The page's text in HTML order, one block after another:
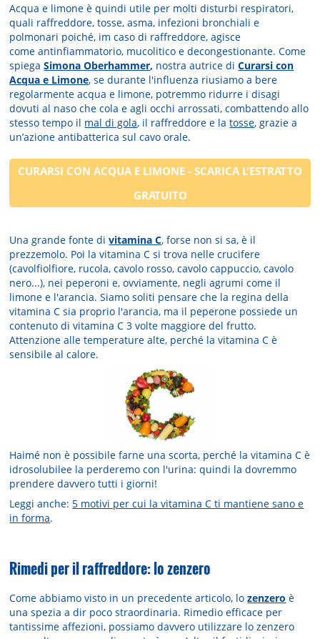
Acqua e limone è quindi utile per molti disturbi respiratori,
quali raffreddore, tosse, asma, infezioni bronchiali e
polmonari poiché, im caso di raffreddore, agisce
come antinfiammatorio, mucolitico e decongestionante. Come
spiegaSimona Oberhammer, nostra autrice diCurarsi con
Acqua e Limone, se durante l'influenza riusiamo a bere
regolarmente acqua e limone, potremmo ridurre i disagi
dovuti al naso che cola e agli occhi arrossati, combattendo allo
stesso tempo il mal di gola, il raffreddore e latosse, grazie a
un’azione antibatterica sul cavo orale.
CURARSI CON ACQUA E LIMONE - SCARICA L'ESTRATTO
GRATUITO
Una grande fonte divitamina C, forse non si sa, è il
prezzemolo. Poi la vitamina C si trova nelle crucifere
(cavolfiolfiore, rucola, cavolo rosso, cavolo cappuccio, cavolo
nero...), nei peperoni e, ovviamente, negli agrumi come il
limone e l'arancia. Siamo soliti pensare che la regina della
vitamina C sia proprio l'arancia, ma il peperone possiede un
contenuto di vitamina C 3 volte maggiore del frutto.
Attenzione alle temperature alte, perché la vitamina C è
sensibile al calore.
Haimé non è possibile farne una scorta, perché la vitamina C è
idrosolubilee la perderemo con l'urina: quindi la dovremmo
prendere davvero tutti i giorni!
Leggi anche: 5 motivi per cui la vitamina C ti mantiene sano e
in forma.
Rimedi per il raffreddore: lo zenzero
Come abbiamo visto in un precedente articolo, lozenzero è
una spezia a dir poco straordinaria. Rimedio efficace per
tantissime affezioni, possiamo davvero utilizzare lo zenzero